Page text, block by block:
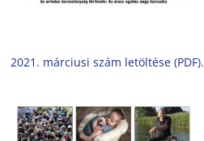
2021. márciusi szám letöltése (PDF).